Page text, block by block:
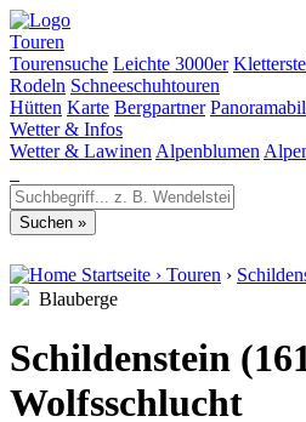
Touren
Tourensuche Leichte 3000er
Rodeln Schneeschuhtouren
Hütten Karte Bergpartner
Wetter & Infos
Wetter & Lawinen Alpenblumen
Startseite › Touren ›
Blauberge
Schildenstein
Wolfsschlucht